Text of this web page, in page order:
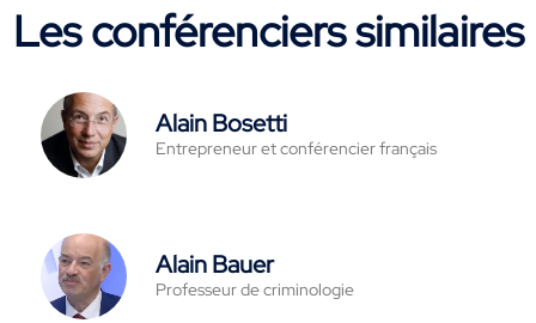
Les conférenciers similaires
Alain Bosetti
Entrepreneur et conférencier français
Alain Bauer
Professeur de criminologie